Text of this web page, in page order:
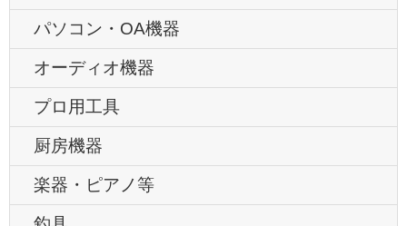
パソコン・OA機器
オーディオ機器
プロ用工具
厨房機器
楽器・ピアノ等